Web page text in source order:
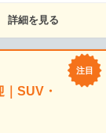
詳細を見る
SUV・